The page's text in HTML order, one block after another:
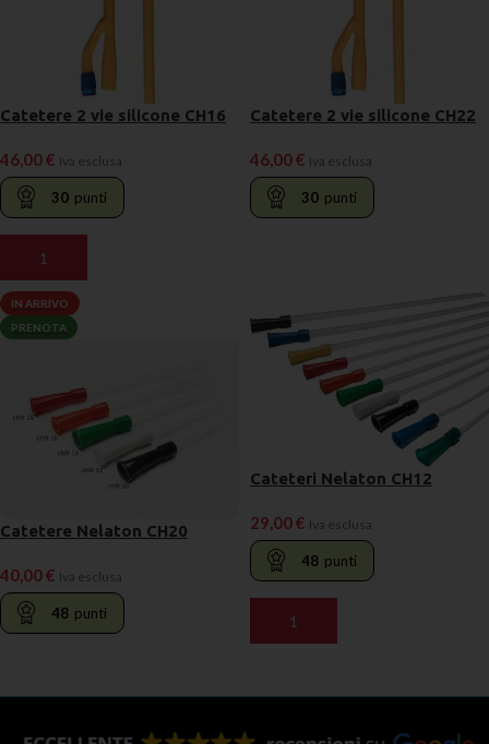
Catetere 2 vie silicone CH16
46,00€ Iva esclusa
30 punti
AGGIUNGI AL CARRELLO
Catetere 2 vie silicone CH22
46,00€ Iva esclusa
30 punti
IN ARRIVO
PRENOTA
Catetere Nelaton CH20
40,00€ Iva esclusa
48 punti
Cateteri Nelaton CH12
29,00€ Iva esclusa
48 punti
AGGIUNGI AL CARRELLO